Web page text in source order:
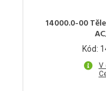
14000.0-00
Kód:
V